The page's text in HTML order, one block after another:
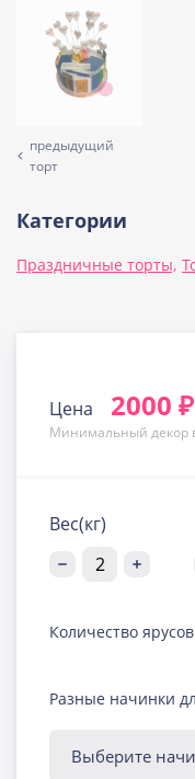
предыдущий
торт
Категории
Праздничные торты,
Цена 2000 ₽
Минимальный декор
Вес(кг)
Количество ярусов
Разные